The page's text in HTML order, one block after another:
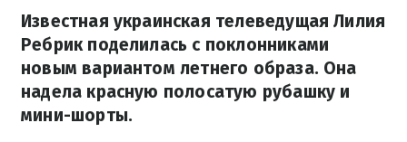
Известная украинская телеведущая Лилия
Ребрик поделилась с поклонниками
новым вариантом летнего образа. Она
надела красную полосатую рубашку и
мини-шорты.